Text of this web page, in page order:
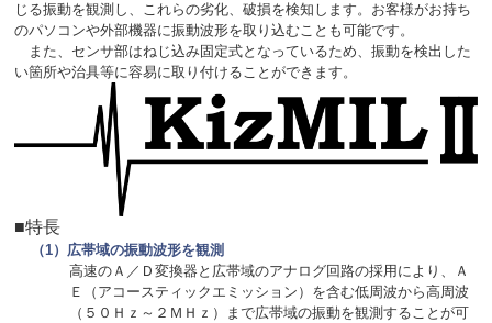
じる振動を観測し、これらの劣化、破損を検知します。お客様がお持ち
のパソコンや外部機器に振動波形を取り込むことも可能です。
また、センサ部はねじ込み固定式となっているため、振動を検出した
い箇所や治具等に容易に取り付けることができます。
■特長
（1）広帯域の振動波形を観測
高速のＡ／Ｄ変換器と広帯域のアナログ回路の採用により、Ａ
Ｅ（アコースティックエミッション）を含む低周波から高周波
（５０Ｈｚ～２ＭＨｚ）まで広帯域の振動を観測することが可